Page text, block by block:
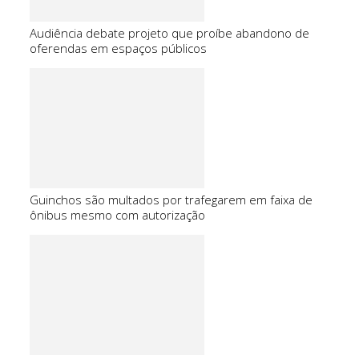
Audiência debate projeto que proíbe abandono de
oferendas em espaços públicos
Guinchos são multados por trafegarem em faixa de
ônibus mesmo com autorização